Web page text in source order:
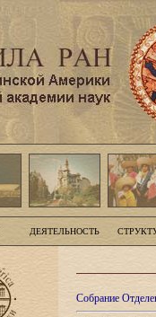
ДЕЯТЕЛЬНОСТЬ
Собрание